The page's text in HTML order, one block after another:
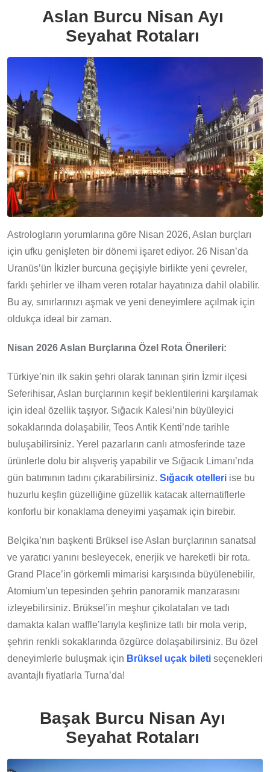
Aslan Burcu Nisan Ayı
Seyahat Rotaları
Astrologların yorumlarına göre Nisan 2026, Aslan burçları
için ufku genişleten bir dönemi işaret ediyor. 26 Nisan’da
Uranüs’ün İkizler burcuna geçişiyle birlikte yeni çevreler,
farklı şehirler ve ilham veren rotalar hayatınıza dahil olabilir.
Bu ay, sınırlarınızı aşmak ve yeni deneyimlere açılmak için
oldukça ideal bir zaman.
Nisan 2026 Aslan Burçlarına Özel Rota Önerileri:
Türkiye’nin ilk sakin şehri olarak tanınan şirin İzmir ilçesi
Seferihisar, Aslan burçlarının keşif beklentilerini karşılamak
için ideal özellik taşıyor. Sığacık Kalesi’nin büyüleyici
sokaklarında dolaşabilir, Teos Antik Kenti’nde tarihle
buluşabilirsiniz. Yerel pazarların canlı atmosferinde taze
ürünlerle dolu bir alışveriş yapabilir ve Sığacık Limanı’nda
gün batımının tadını çıkarabilirsiniz. Sığacık otelleri ise bu
huzurlu keşfin güzelliğine güzellik katacak alternatiflerle
konforlu bir konaklama deneyimi yaşamak için birebir.
Belçika’nın başkenti Brüksel ise Aslan burçlarının sanatsal
ve yaratıcı yanını besleyecek, enerjik ve hareketli bir rota.
Grand Place’in görkemli mimarisi karşısında büyülenebilir,
Atomium’un tepesinden şehrin panoramik manzarasını
izleyebilirsiniz. Brüksel’in meşhur çikolataları ve tadı
damakta kalan waffle’larıyla keşfinize tatlı bir mola verip,
şehrin renkli sokaklarında özgürce dolaşabilirsiniz. Bu özel
deneyimlerle buluşmak için Brüksel uçak bileti seçenekleri
avantajlı fiyatlarla Turna’da!
Başak Burcu Nisan Ayı
Seyahat Rotaları